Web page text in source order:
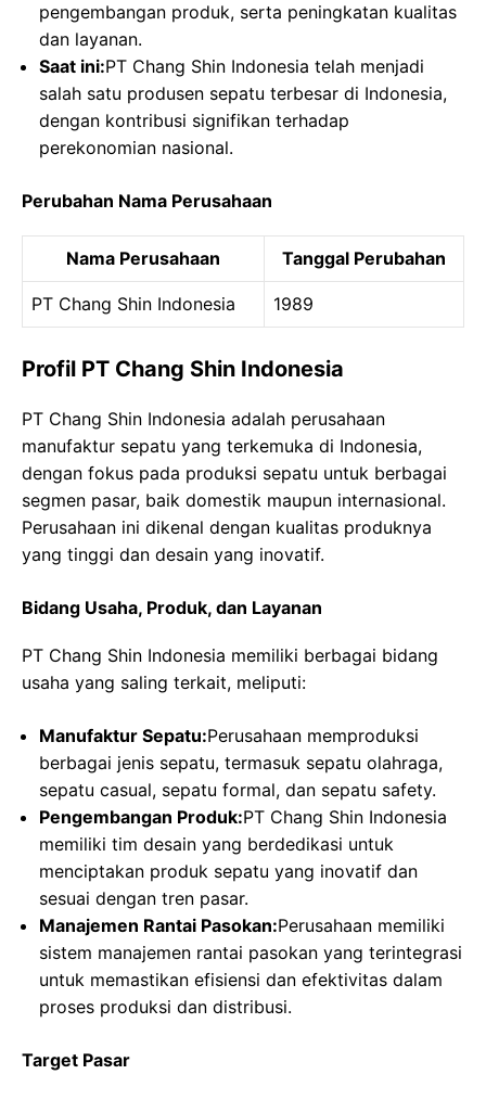
pengembangan produk, serta peningkatan kualitas
dan layanan.
Saat ini:PT Chang Shin Indonesia telah menjadi
salah satu produsen sepatu terbesar di Indonesia,
dengan kontribusi signifikan terhadap
perekonomian nasional.
Perubahan Nama Perusahaan
Nama Perusahaan Tanggal Perubahan
PT Chang Shin Indonesia 1989
Profil PT Chang Shin Indonesia
PT Chang Shin Indonesia adalah perusahaan
manufaktur sepatu yang terkemuka di Indonesia,
dengan fokus pada produksi sepatu untuk berbagai
segmen pasar, baik domestik maupun internasional.
Perusahaan ini dikenal dengan kualitas produknya
yang tinggi dan desain yang inovatif.
Bidang Usaha, Produk, dan Layanan
PT Chang Shin Indonesia memiliki berbagai bidang
usaha yang saling terkait, meliputi:
Manufaktur Sepatu:Perusahaan memproduksi
berbagai jenis sepatu, termasuk sepatu olahraga,
sepatu casual, sepatu formal, dan sepatu safety.
Pengembangan Produk:PT Chang Shin Indonesia
memiliki tim desain yang berdedikasi untuk
menciptakan produk sepatu yang inovatif dan
sesuai dengan tren pasar.
Manajemen Rantai Pasokan:Perusahaan memiliki
sistem manajemen rantai pasokan yang terintegrasi
untuk memastikan efisiensi dan efektivitas dalam
proses produksi dan distribusi.
Target Pasar